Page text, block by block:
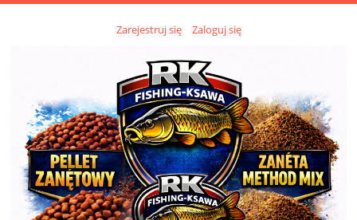
Zarejestruj się Zaloguj się